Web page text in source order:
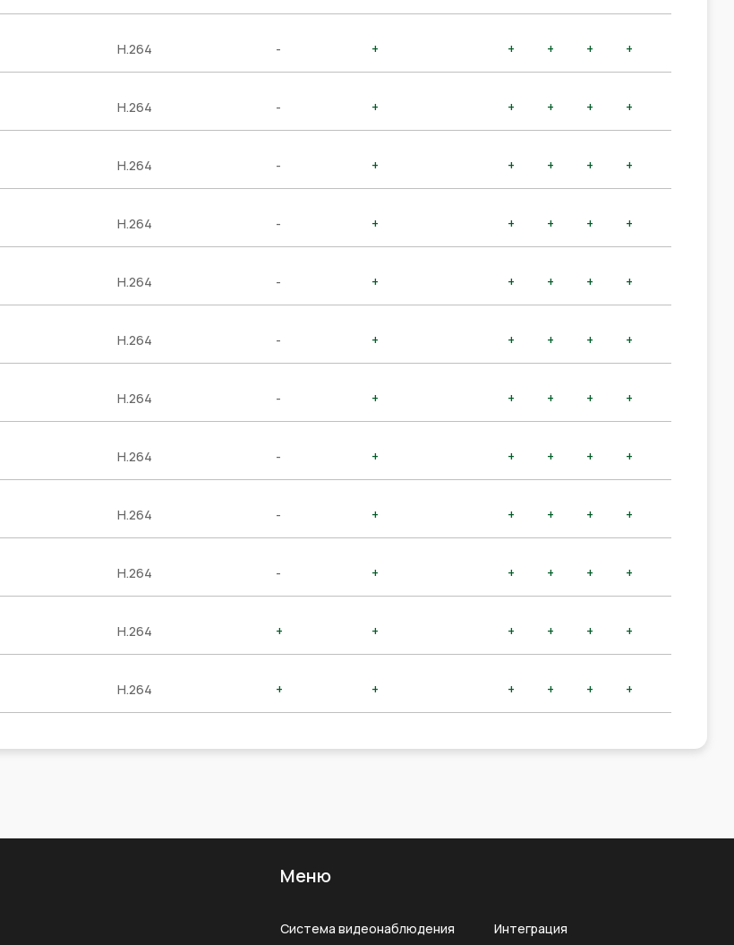
H.264 - + + + + +
H.264 - + + + + +
H.264 - + + + + +
H.264 - + + + + +
H.264 - + + + + +
H.264 - + + + + +
H.264 - + + + + +
H.264 - + + + + +
H.264 - + + + + +
H.264 - + + + + +
H.264 + + + + + +
H.264 + + + + + +
Меню
Система видеонаблюдения Интеграция